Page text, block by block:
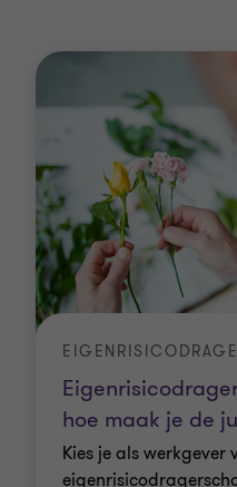
hoe maak je de
Kies je als werkgever